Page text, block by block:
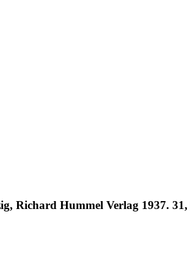
Richard Hummel Verlag 1937.